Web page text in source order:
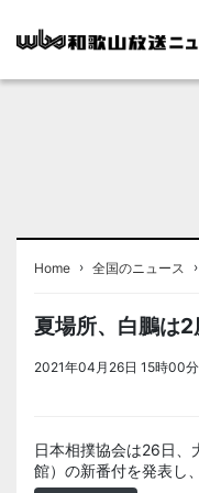
Home › 全国のニュース ›
夏場所、白鵬は
2021年04月26日 15時00分
日本相撲協会は26日
館）の新番付を発表し